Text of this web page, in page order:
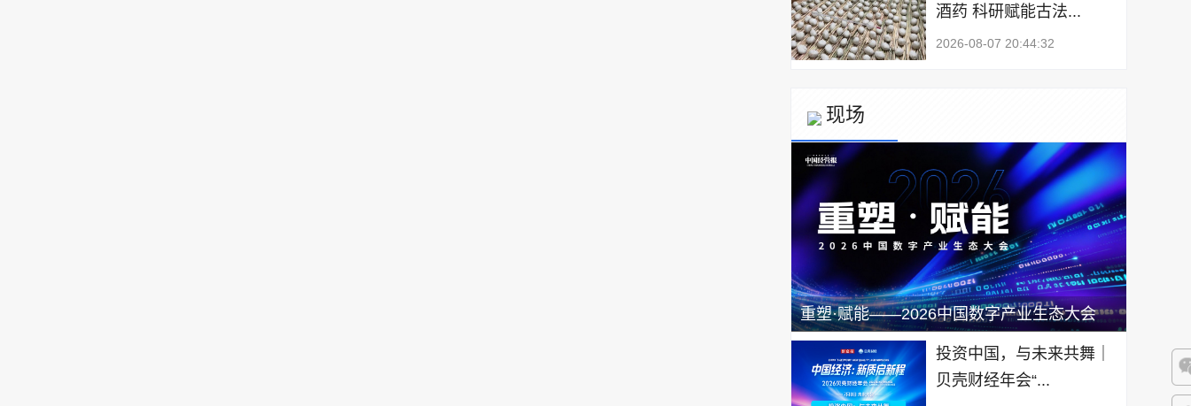
微
酒药 科研赋能古法...
2026-08-07 20:44:32
现场
重塑·赋能——2026中国数字产业生态大会
投资中国，与未来共舞｜
贝壳财经年会“...